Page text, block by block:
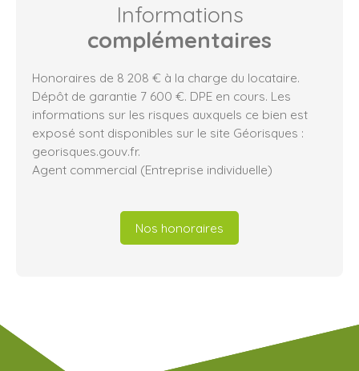
Informations
complémentaires
Honoraires de 8 208 € à la charge du locataire.
Dépôt de garantie 7 600 €. DPE en cours. Les
informations sur les risques auxquels ce bien est
exposé sont disponibles sur le site Géorisques :
georisques.gouv.fr.
Agent commercial (Entreprise individuelle)
Nos honoraires